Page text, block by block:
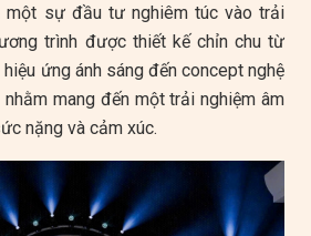
một sự đầu tư nghiêm túc vào trải
trình được thiết kế chỉn chu từ
ứng ánh sáng đến concept nghệ
mang đến một trải nghiệm âm
nặng và cảm xúc.